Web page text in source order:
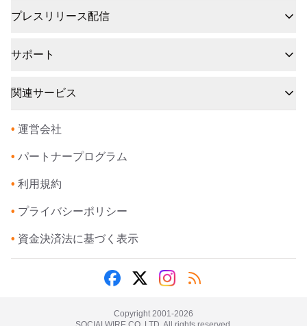
プレスリリース配信
サポート
関連サービス
• 運営会社
• パートナープログラム
• 利用規約
• プライバシーポリシー
• 資金決済法に基づく表示
Copyright 2001-2026